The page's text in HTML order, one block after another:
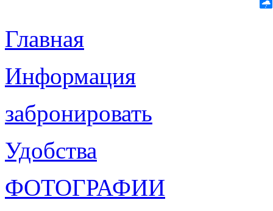
Главная
Информация
забронировать
Удобства
ФОТОГРАФИИ